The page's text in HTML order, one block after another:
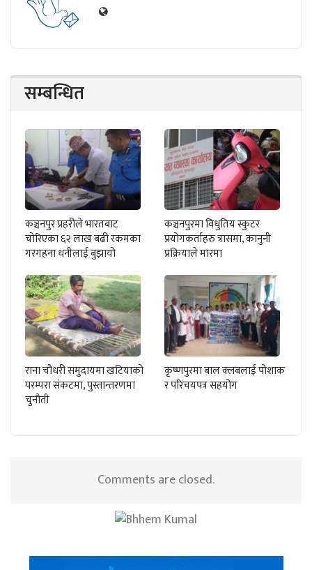
सम्बन्धित
कञ्चनपुर प्रहरीले भारतबाट
चोरिएका ६२ लाख बढी रकमका
गरगहना धनीलाई बुझायो
कञ्चनपुरमा विधुतिय स्कुटर
प्रयोगकर्ताहरु त्रासमा, कानुनी
प्रक्रियाले मारमा
राना चौधरी समुदायमा खटियाको
परम्परा संकटमा, पुस्तान्तरणमा
चुनौती
कृष्णपुरमा बाल क्लबलाई पोशाक
र परिचयपत्र सहयोग
Comments are closed.